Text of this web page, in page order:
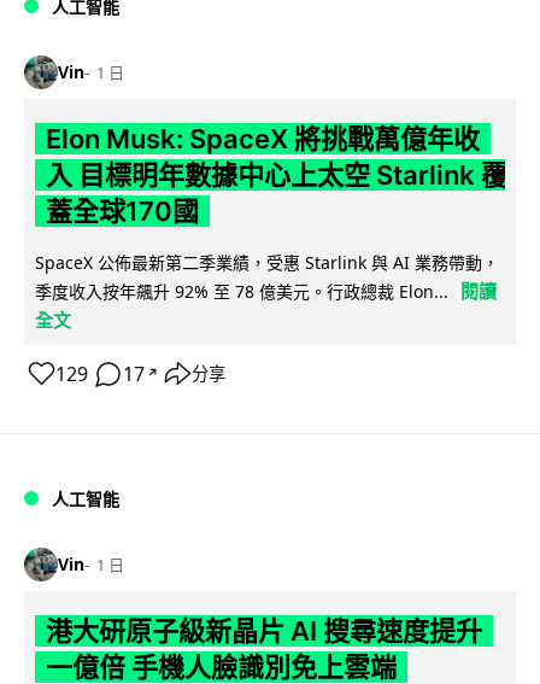
人工智能
Vin 1 日
Elon Musk: SpaceX 將挑戰萬億年收
入 目標明年數據中心上太空 Starlink 覆
蓋全球170國
SpaceX 公佈最新第二季業績，受惠 Starlink 與 AI 業務帶動，
季度收入按年飆升 92% 至 78 億美元。行政總裁 Elon...
閱讀
全文
129 17 ↗ 分享
人工智能
Vin 1 日
港大研原子級新晶片 AI 搜尋速度提升
一億倍 手機人臉識別免上雲端